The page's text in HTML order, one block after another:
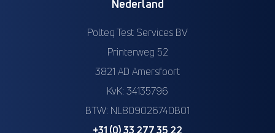
Nederland
Polteq Test Services BV
Printerweg 52
3821 AD Amersfoort
KvK: 34135796
BTW: NL809026740B01
+31 (0) 33 277 35 22